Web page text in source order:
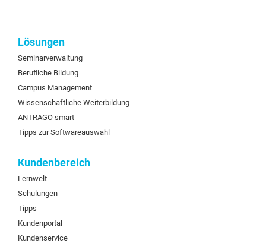
Lösungen
Seminarverwaltung
Berufliche Bildung
Campus Management
Wissenschaftliche Weiterbildung
ANTRAGO smart
Tipps zur Softwareauswahl
Kundenbereich
Lernwelt
Schulungen
Tipps
Kundenportal
Kundenservice